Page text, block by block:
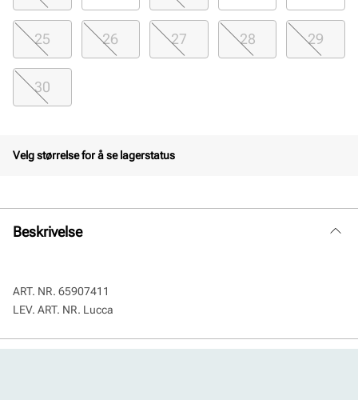
25 26 27 28 29
30
Velg størrelse for å se lagerstatus
Beskrivelse
ART. NR. 65907411
LEV. ART. NR. Lucca